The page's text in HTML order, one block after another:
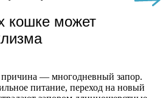
кошке может
причина — многодневный запор.
питание, переход на новый